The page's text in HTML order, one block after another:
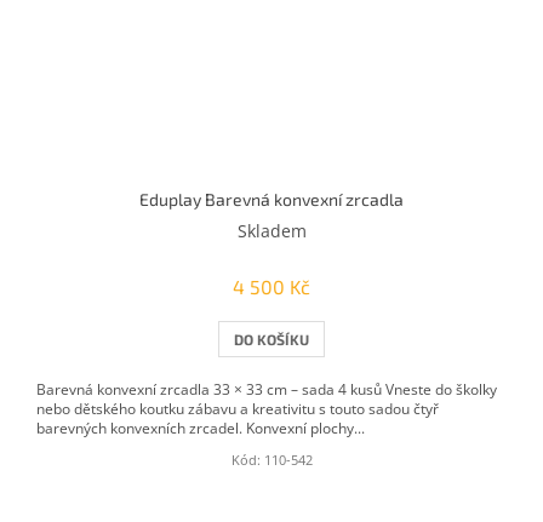
Eduplay Barevná konvexní zrcadla
Skladem
4 500 Kč
DO KOŠÍKU
Barevná konvexní zrcadla 33 × 33 cm – sada 4 kusů Vneste do školky
nebo dětského koutku zábavu a kreativitu s touto sadou čtyř
barevných konvexních zrcadel. Konvexní plochy...
Kód: 110-542